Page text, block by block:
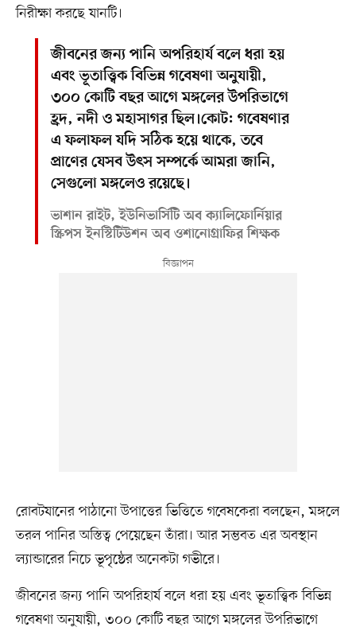
নিরীক্ষা করছে যানটি।
জীবনের জন্য পানি অপরিহার্য বলে ধরা হয়
এবং ভূতাত্ত্বিক বিভিন্ন গবেষণা অনুযায়ী,
৩০০ কোটি বছর আগে মঙ্গলের উপরিভাগে
হ্রদ, নদী ও মহাসাগর ছিল।কোট: গবেষণার
এ ফলাফল যদি সঠিক হয়ে থাকে, তবে
প্রাণের যেসব উৎস সম্পর্কে আমরা জানি,
সেগুলো মঙ্গলেও রয়েছে।
ভাশান রাইট, ইউনিভার্সিটি অব ক্যালিফোর্নিয়ার
স্ক্রিপস ইনস্টিটিউশন অব ওশানোগ্রাফির শিক্ষক
রোবটযানের পাঠানো উপাত্তের ভিত্তিতে গবেষকেরা বলছেন, মঙ্গলে
তরল পানির অস্তিত্ব পেয়েছেন তাঁরা। আর সম্ভবত এর অবস্থান
ল্যান্ডারের নিচে ভূপৃষ্ঠের অনেকটা গভীরে।
জীবনের জন্য পানি অপরিহার্য বলে ধরা হয় এবং ভূতাত্ত্বিক বিভিন্ন
গবেষণা অনুযায়ী, ৩০০ কোটি বছর আগে মঙ্গলের উপরিভাগে